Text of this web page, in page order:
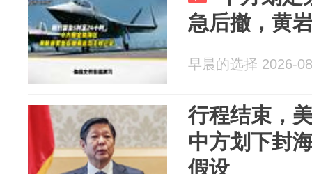
急后撤，黄
早晨的选择 2026-
行程结束，
中方划下封
假设